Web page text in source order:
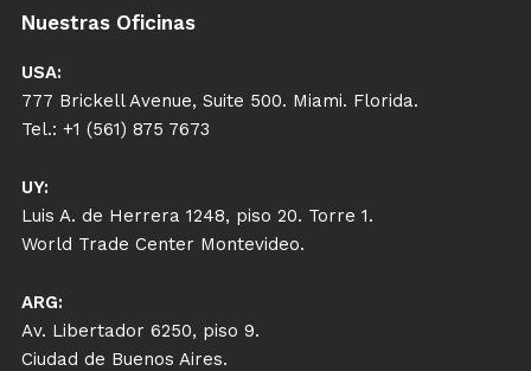
Nuestras Oficinas
USA:
777 Brickell Avenue, Suite 500. Miami. Florida.
Tel.: +1 (561) 875 7673
UY:
Luis A. de Herrera 1248, piso 20. Torre 1.
World Trade Center Montevideo.
ARG:
Av. Libertador 6250, piso 9.
Ciudad de Buenos Aires.